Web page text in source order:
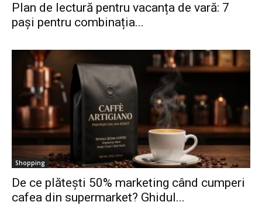
Plan de lectură pentru vacanța de vară: 7
pași pentru combinația...
Shopping
De ce plătești 50% marketing când cumperi
cafea din supermarket? Ghidul...